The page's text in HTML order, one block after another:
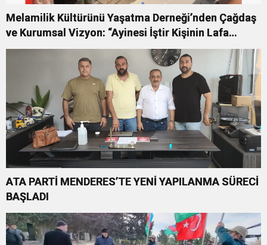
Melamilik Kültürünü Yaşatma Derneği’nden Çağdaş
ve Kurumsal Vizyon: “Ayinesi İştir Kişinin Lafa
Bakılmaz”
ATA PARTİ MENDERES’TE YENİ YAPILANMA SÜRECİ
BAŞLADI